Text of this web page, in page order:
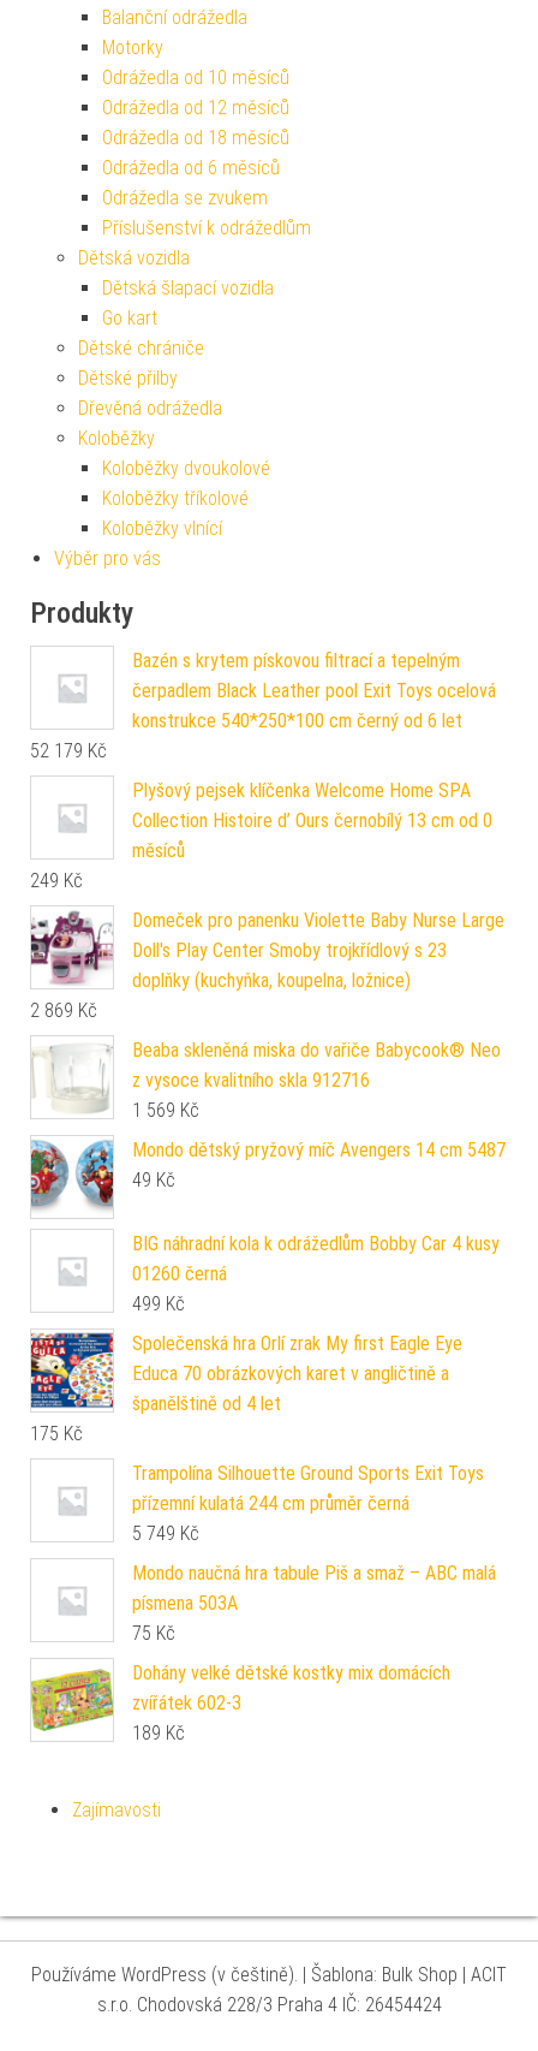
Balanční odrážedla
Motorky
Odrážedla od 10 měsíců
Odrážedla od 12 měsíců
Odrážedla od 18 měsíců
Odrážedla od 6 měsíců
Odrážedla se zvukem
Příslušenství k odrážedlům
Dětská vozidla
Dětská šlapací vozidla
Go kart
Dětské chrániče
Dětské přilby
Dřevěná odrážedla
Koloběžky
Koloběžky dvoukolové
Koloběžky tříkolové
Koloběžky vlnící
Výběr pro vás
Produkty
Bazén s krytem pískovou filtrací a tepelným
čerpadlem Black Leather pool Exit Toys ocelová
konstrukce 540*250*100 cm černý od 6 let
52 179 Kč
Plyšový pejsek klíčenka Welcome Home SPA
Collection Histoire d’ Ours černobílý 13 cm od 0
měsíců
249 Kč
Domeček pro panenku Violette Baby Nurse Large
Doll's Play Center Smoby trojkřídlový s 23
doplňky (kuchyňka, koupelna, ložnice)
2 869 Kč
Beaba skleněná miska do vařiče Babycook® Neo
z vysoce kvalitního skla 912716
1 569 Kč
Mondo dětský pryžový míč Avengers 14 cm 5487
49 Kč
BIG náhradní kola k odrážedlům Bobby Car 4 kusy
01260 černá
499 Kč
Společenská hra Orlí zrak My first Eagle Eye
Educa 70 obrázkových karet v angličtině a
španělštině od 4 let
175 Kč
Trampolína Silhouette Ground Sports Exit Toys
přízemní kulatá 244 cm průměr černá
5 749 Kč
Mondo naučná hra tabule Piš a smaž – ABC malá
písmena 503A
75 Kč
Dohány velké dětské kostky mix domácích
zvířátek 602-3
189 Kč
Zajímavosti
Používáme WordPress (v češtině). | Šablona: Bulk Shop | ACIT
s.r.o. Chodovská 228/3 Praha 4 IČ: 26454424